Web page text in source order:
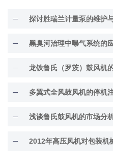
探讨胜瑞兰计量泵的维护
黑臭河治理中曝气系统的
多翼式全风鼓风机的停机
浅谈鲁氏鼓风机的市场分